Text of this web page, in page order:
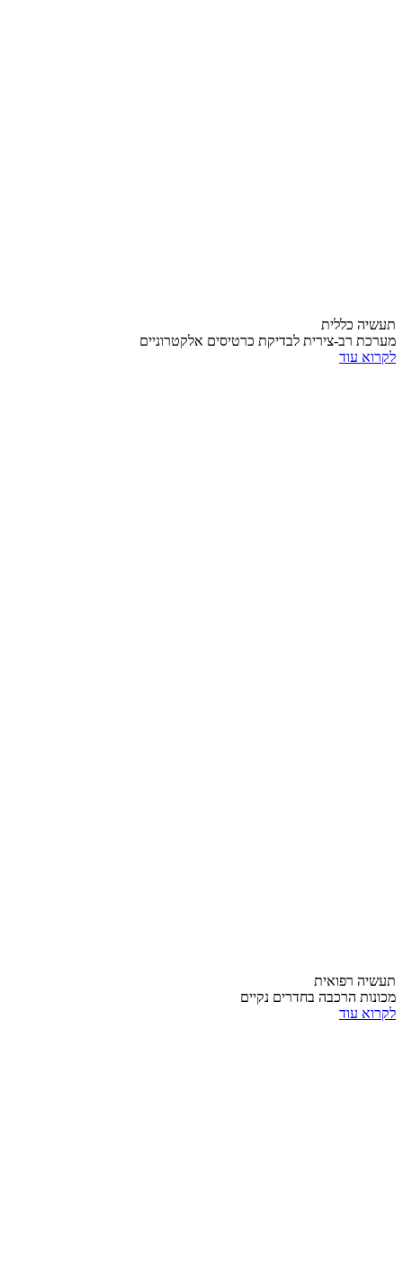
תעשיה כללית
מערכת רב-צירית לבדיקת כרטיסים אלקטרוניים
לקרוא עוד
תעשיה רפואית
מכונות הרכבה בחדרים נקיים
לקרוא עוד